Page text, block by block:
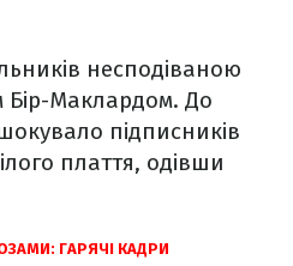
несподіваною
Маклардом. До
підписників
плаття, одівши
ГАРЯЧІ КАДРИ